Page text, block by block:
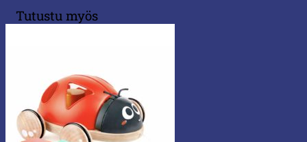
Tutustu myös